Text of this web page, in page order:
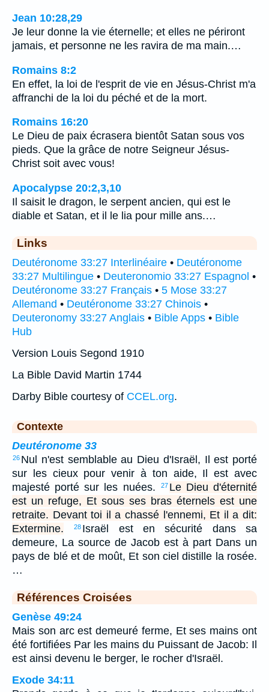
Jean 10:28,29
Je leur donne la vie éternelle; et elles ne périront
jamais, et personne ne les ravira de ma main.…
Romains 8:2
En effet, la loi de l'esprit de vie en Jésus-Christ m'a
affranchi de la loi du péché et de la mort.
Romains 16:20
Le Dieu de paix écrasera bientôt Satan sous vos
pieds. Que la grâce de notre Seigneur Jésus-
Christ soit avec vous!
Apocalypse 20:2,3,10
Il saisit le dragon, le serpent ancien, qui est le
diable et Satan, et il le lia pour mille ans.…
Links
Deutéronome 33:27 Interlinéaire • Deutéronome
33:27 Multilingue • Deuteronomio 33:27 Espagnol •
Deutéronome 33:27 Français • 5 Mose 33:27
Allemand • Deutéronome 33:27 Chinois •
Deuteronomy 33:27 Anglais • Bible Apps • Bible
Hub
Version Louis Segond 1910
La Bible David Martin 1744
Darby Bible courtesy of CCEL.org.
Contexte
Deutéronome 33
26 Nul n'est semblable au Dieu d'Israël, Il est porté
sur les cieux pour venir à ton aide, Il est avec
majesté porté sur les nuées.
27 Le Dieu d'éternité
est un refuge, Et sous ses bras éternels est une
retraite. Devant toi il a chassé l'ennemi, Et il a dit:
Extermine.
28 Israël est en sécurité dans sa
demeure, La source de Jacob est à part Dans un
pays de blé et de moût, Et son ciel distille la rosée.
…
Références Croisées
Genèse 49:24
Mais son arc est demeuré ferme, Et ses mains ont
été fortifiées Par les mains du Puissant de Jacob: Il
est ainsi devenu le berger, le rocher d'Israël.
Exode 34:11